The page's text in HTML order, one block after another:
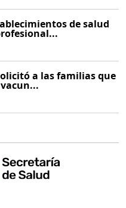
de salud
a las familias que